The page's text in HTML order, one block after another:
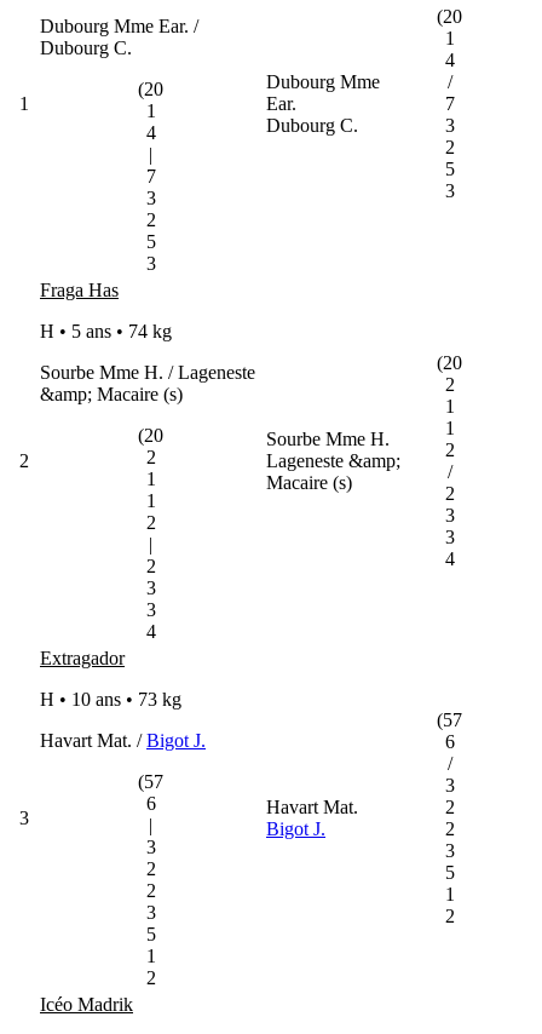
1
Dubourg Mme Ear. /
Dubourg C.
(20
1
4
|
7
3
2
5
3
Dubourg Mme
Ear.
Dubourg C.
(20
1
4
/
7
3
2
5
3
2
Fraga Has
H • 5 ans • 74 kg
Sourbe Mme H. / Lageneste
&amp; Macaire (s)
(20
2
1
1
2
|
2
3
3
4
Sourbe Mme H.
Lageneste &amp;
Macaire (s)
(20
2
1
1
2
/
2
3
3
4
3
Extragador
H • 10 ans • 73 kg
Havart Mat. /Bigot J.
(57
6
|
3
2
2
3
5
1
2
Havart Mat.
Bigot J.
(57
6
/
3
2
2
3
5
1
2
Icéo Madrik